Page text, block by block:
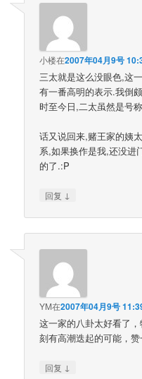
小楼在2007年04月9号
三太就是这么没眼色,这
有一番高明的表示.我倒
时至今日,二太虽然是号称
话又说回来,赌王家的姨
系,如果换作是我,还没进
的了.:P
回复 ↓
YM在2007年04月9号
这一家的八卦太好看了
刻有高潮迭起的可能，赞
回复 ↓